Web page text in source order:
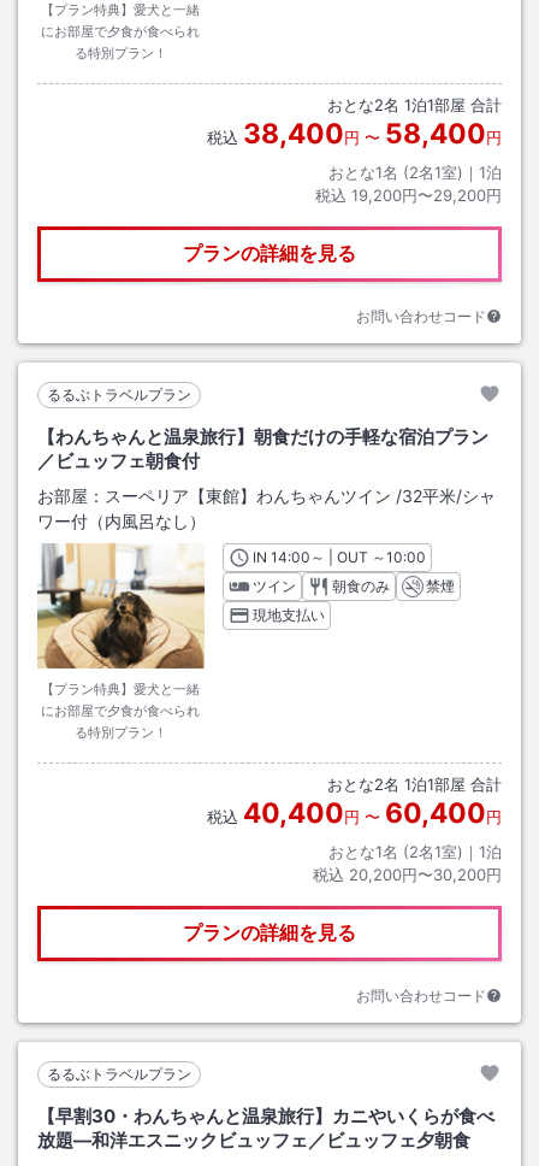
【プラン特典】愛犬と一緒
にお部屋で夕食が食べられ
る特別プラン！
おとな2名 1泊1部屋 合計
税込 38,400円 〜 58,400円
おとな1名 (2名1室)｜ 1泊
税込 19,200円〜29,200円
プランの詳細を見る
お問い合わせコード
るるぶトラベルプラン
【わんちゃんと温泉旅行】朝食だけの手軽な宿泊プラン
／ビュッフェ朝食付
お部屋： スーペリア【東館】わんちゃんツイン /32平米/シャ
ワー付（内風呂なし）
【プラン特典】愛犬と一緒
にお部屋で夕食が食べられ
る特別プラン！
INチェックイン
14:00 ～ | OUT チェックアウト
～10:00
ツイン
朝食のみ
禁煙
現地支払い
おとな2名 1泊1部屋 合計
税込 40,400円 〜 60,400円
おとな1名 (2名1室)｜ 1泊
税込 20,200円〜30,200円
プランの詳細を見る
お問い合わせコード
るるぶトラベルプラン
【早割30・わんちゃんと温泉旅行】カニやいくらが食べ
放題―和洋エスニックビュッフェ／ビュッフェ夕朝食